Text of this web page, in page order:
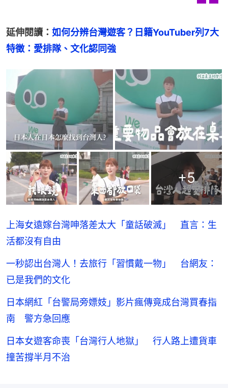
延伸閱讀： 如何分辨台灣遊客？日籍YouTuber列7大
特徵：愛排隊、文化認同強
+5
上海女遠嫁台灣呻落差太大「童話破滅」 直言：生
活都沒有自由
一秒認出台灣人！去旅行「習慣戴一物」 台網友：
已是我們的文化
日本網紅「台警局旁嫖妓」影片瘋傳竟成台灣買春指
南 警方急回應
日本女遊客命喪「台灣行人地獄」 行人路上遭貨車
撞苦撐半月不治